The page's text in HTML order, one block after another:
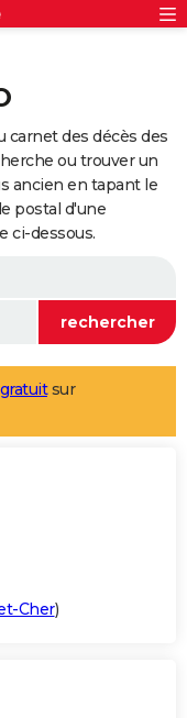
carnet des décès des
ou trouver un
ancien en tapant le
postal d'une
ci-dessous.
sur
Cher)